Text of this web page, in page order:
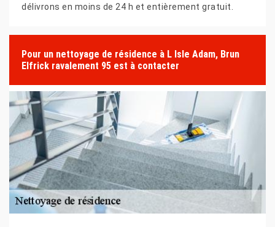
délivrons en moins de 24 h et entièrement gratuit.
Pour un nettoyage de résidence à L Isle Adam, Brun
Elfrick ravalement 95 est à contacter